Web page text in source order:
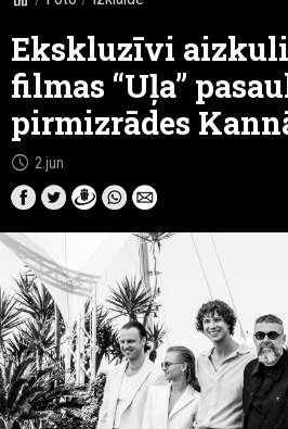
Ekskluzīvi
filmas “Uļa”
pirmizrādes
schedule 2.jun